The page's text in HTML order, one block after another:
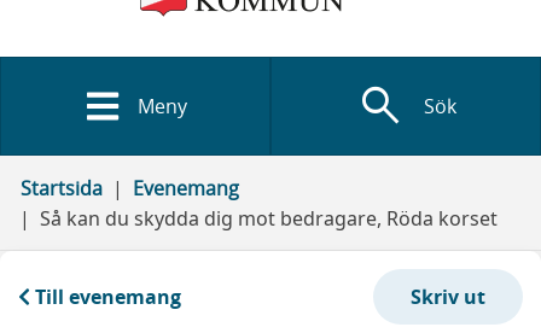
Meny search Sök
Startsida
Evenemang
Så kan du skydda dig mot bedragare, Röda korset
Till evenemang